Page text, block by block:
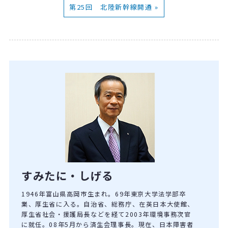
第25回 北陸新幹線開通 »
すみたに・しげる
1946年富山県高岡市生まれ。69年東京大学法学部卒
業、厚生省に入る。自治省、総務庁、在英日本大使館、
厚生省社会・援護局長などを経て2003年環境事務次官
に就任。08年5月から済生会理事長。現在、日本障害者